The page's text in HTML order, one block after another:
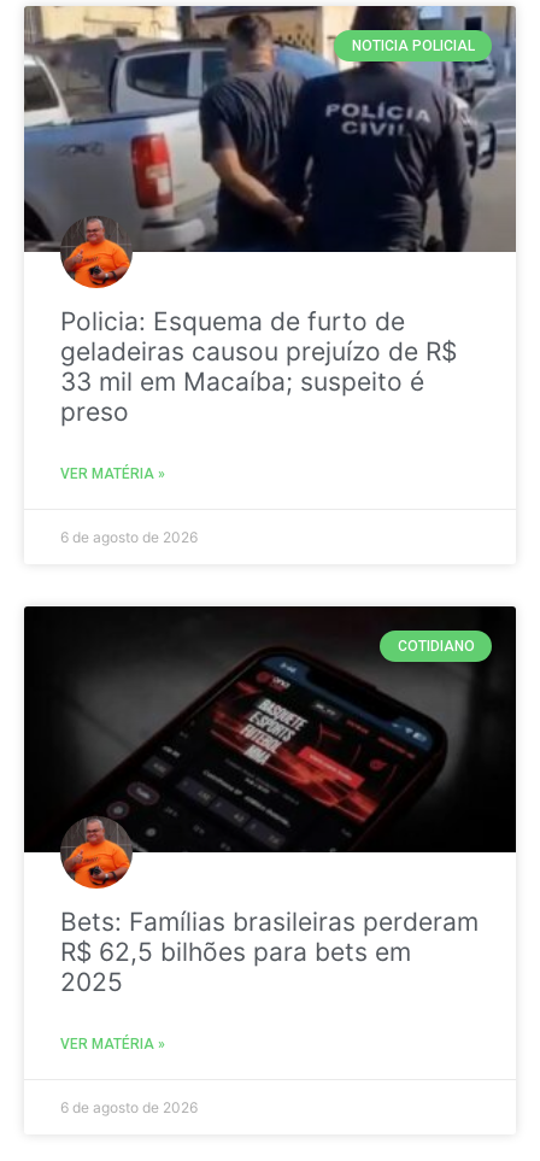
NOTICIA POLICIAL
Policia: Esquema de furto de
geladeiras causou prejuízo de R$
33 mil em Macaíba; suspeito é
preso
VER MATÉRIA »
6 de agosto de 2026
COTIDIANO
Bets: Famílias brasileiras perderam
R$ 62,5 bilhões para bets em
2025
VER MATÉRIA »
6 de agosto de 2026